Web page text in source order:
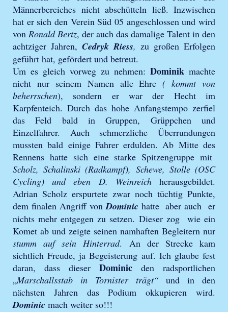
Männerbereiches nicht abschütteln ließ. Inzwischen
hat er sich den Verein Süd 05 angeschlossen und wird
von Ronald Bertz, der auch das damalige Talent in den
achtziger Jahren, Cedryk Riess, zu großen Erfolgen
geführt hat, gefördert und betreut.
Um es gleich vorweg zu nehmen: Dominik machte
nicht nur seinem Namen alle Ehre( kommt von
beherrschen), sondern er war der Hecht im
Karpfenteich. Durch das hohe Anfangstempo zerfiel
das Feld bald in Gruppen, Grüppchen und
Einzelfahrer. Auch schmerzliche Überrundungen
mussten bald einige Fahrer erdulden. Ab Mitte des
Rennens hatte sich eine starke Spitzengruppe mit
Scholz, Schalinski (Radkampf), Schewe, Stolle (OSC
Cycling) und eben D. Weinreichherausgebildet.
Adrian Scholz erspurtete zwar noch tüchtig Punkte,
dem finalen Angriff vonDominic hatte aber auch er
nichts mehr entgegen zu setzen. Dieser zog wie ein
Komet ab und zeigte seinen namhaften Begleitern nur
stumm auf sein Hinterrad. An der Strecke kam
sichtlich Freude, ja Begeisterung auf. Ich glaube fest
daran, dass dieser Dominic den radsportlichen
„Marschallsstab in Tornister trägt“ und in den
nächsten Jahren das Podium okkupieren wird.
Dominic mach weiter so!!!